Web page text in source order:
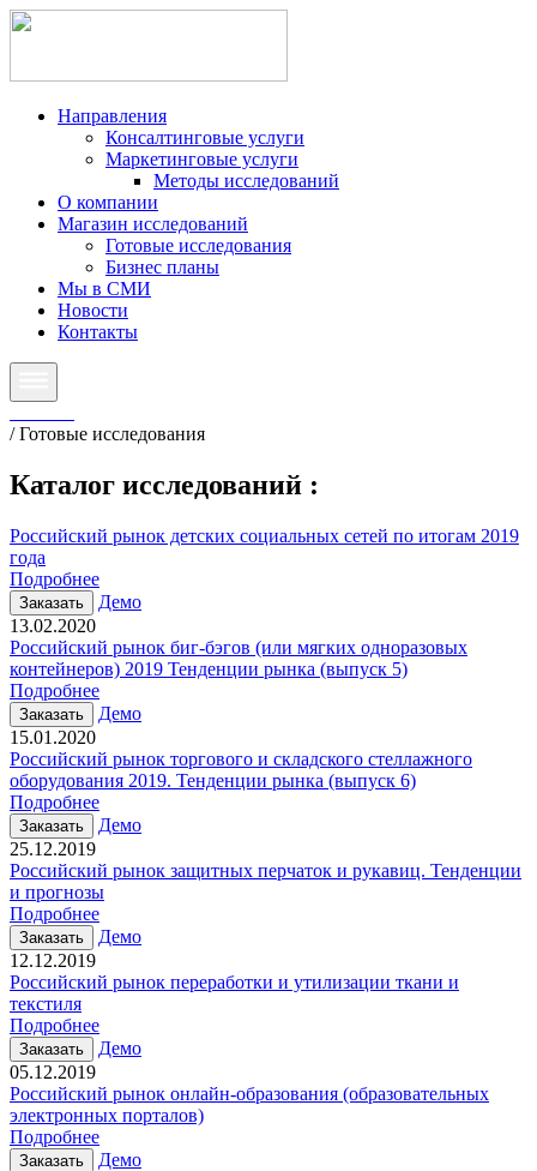
Направления
Консалтинговые услуги
Маркетинговые услуги
Методы исследований
О компании
Магазин исследований
Готовые исследования
Бизнес планы
Мы в СМИ
Новости
Контакты
/Готовые исследования
Каталог исследований :
Российский рынок детских социальных сетей по итогам 2019
года
Подробнее
Заказать
Демо
13.02.2020
Российский рынок биг-бэгов (или мягких одноразовых
контейнеров) 2019 Тенденции рынка (выпуск 5)
Подробнее
Заказать
Демо
15.01.2020
Российский рынок торгового и складского стеллажного
оборудования 2019. Тенденции рынка (выпуск 6)
Подробнее
Заказать
Демо
25.12.2019
Российский рынок защитных перчаток и рукавиц. Тенденции
и прогнозы
Подробнее
Заказать
Демо
12.12.2019
Российский рынок переработки и утилизации ткани и
текстиля
Подробнее
Заказать
Демо
05.12.2019
Российский рынок онлайн-образования (образовательных
электронных порталов)
Подробнее
Заказать
Демо